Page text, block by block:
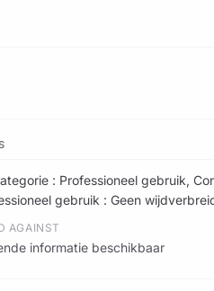
: Professioneel gebruik,
gebruik : Geen
AGAINST
informatie beschikbaar